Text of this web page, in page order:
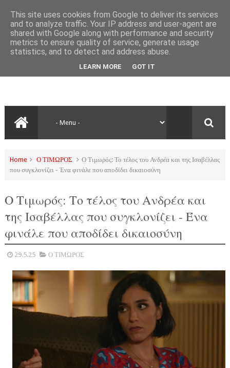
Home Ο ΤΙΜΩΡΟΣ
Ο Τιμωρός: Το τέλος του Ανδρέα και της Ισαβέλλας
που συγκλονίζει - Ένα φινάλε που αποδίδει δικαιοσύνη
Ο Τιμωρός: Το τέλος του Ανδρέα και
της Ισαβέλλας που συγκλονίζει - Ένα
φινάλε που αποδίδει δικαιοσύνη
29.5.25 Ο ΤΙΜΩΡΟΣ
This site uses cookies from Google to deliver its services
and to analyze traffic. Your IP address and user-agent are
shared with Google along with performance and security
metrics to ensure quality of service, generate usage
statistics, and to detect and address abuse.
LEARN MORE GOT IT